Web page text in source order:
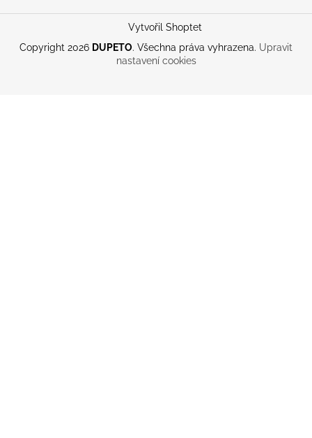
Vytvořil Shoptet
Copyright 2026 DUPETO. Všechna práva vyhrazena. Upravit
nastavení cookies